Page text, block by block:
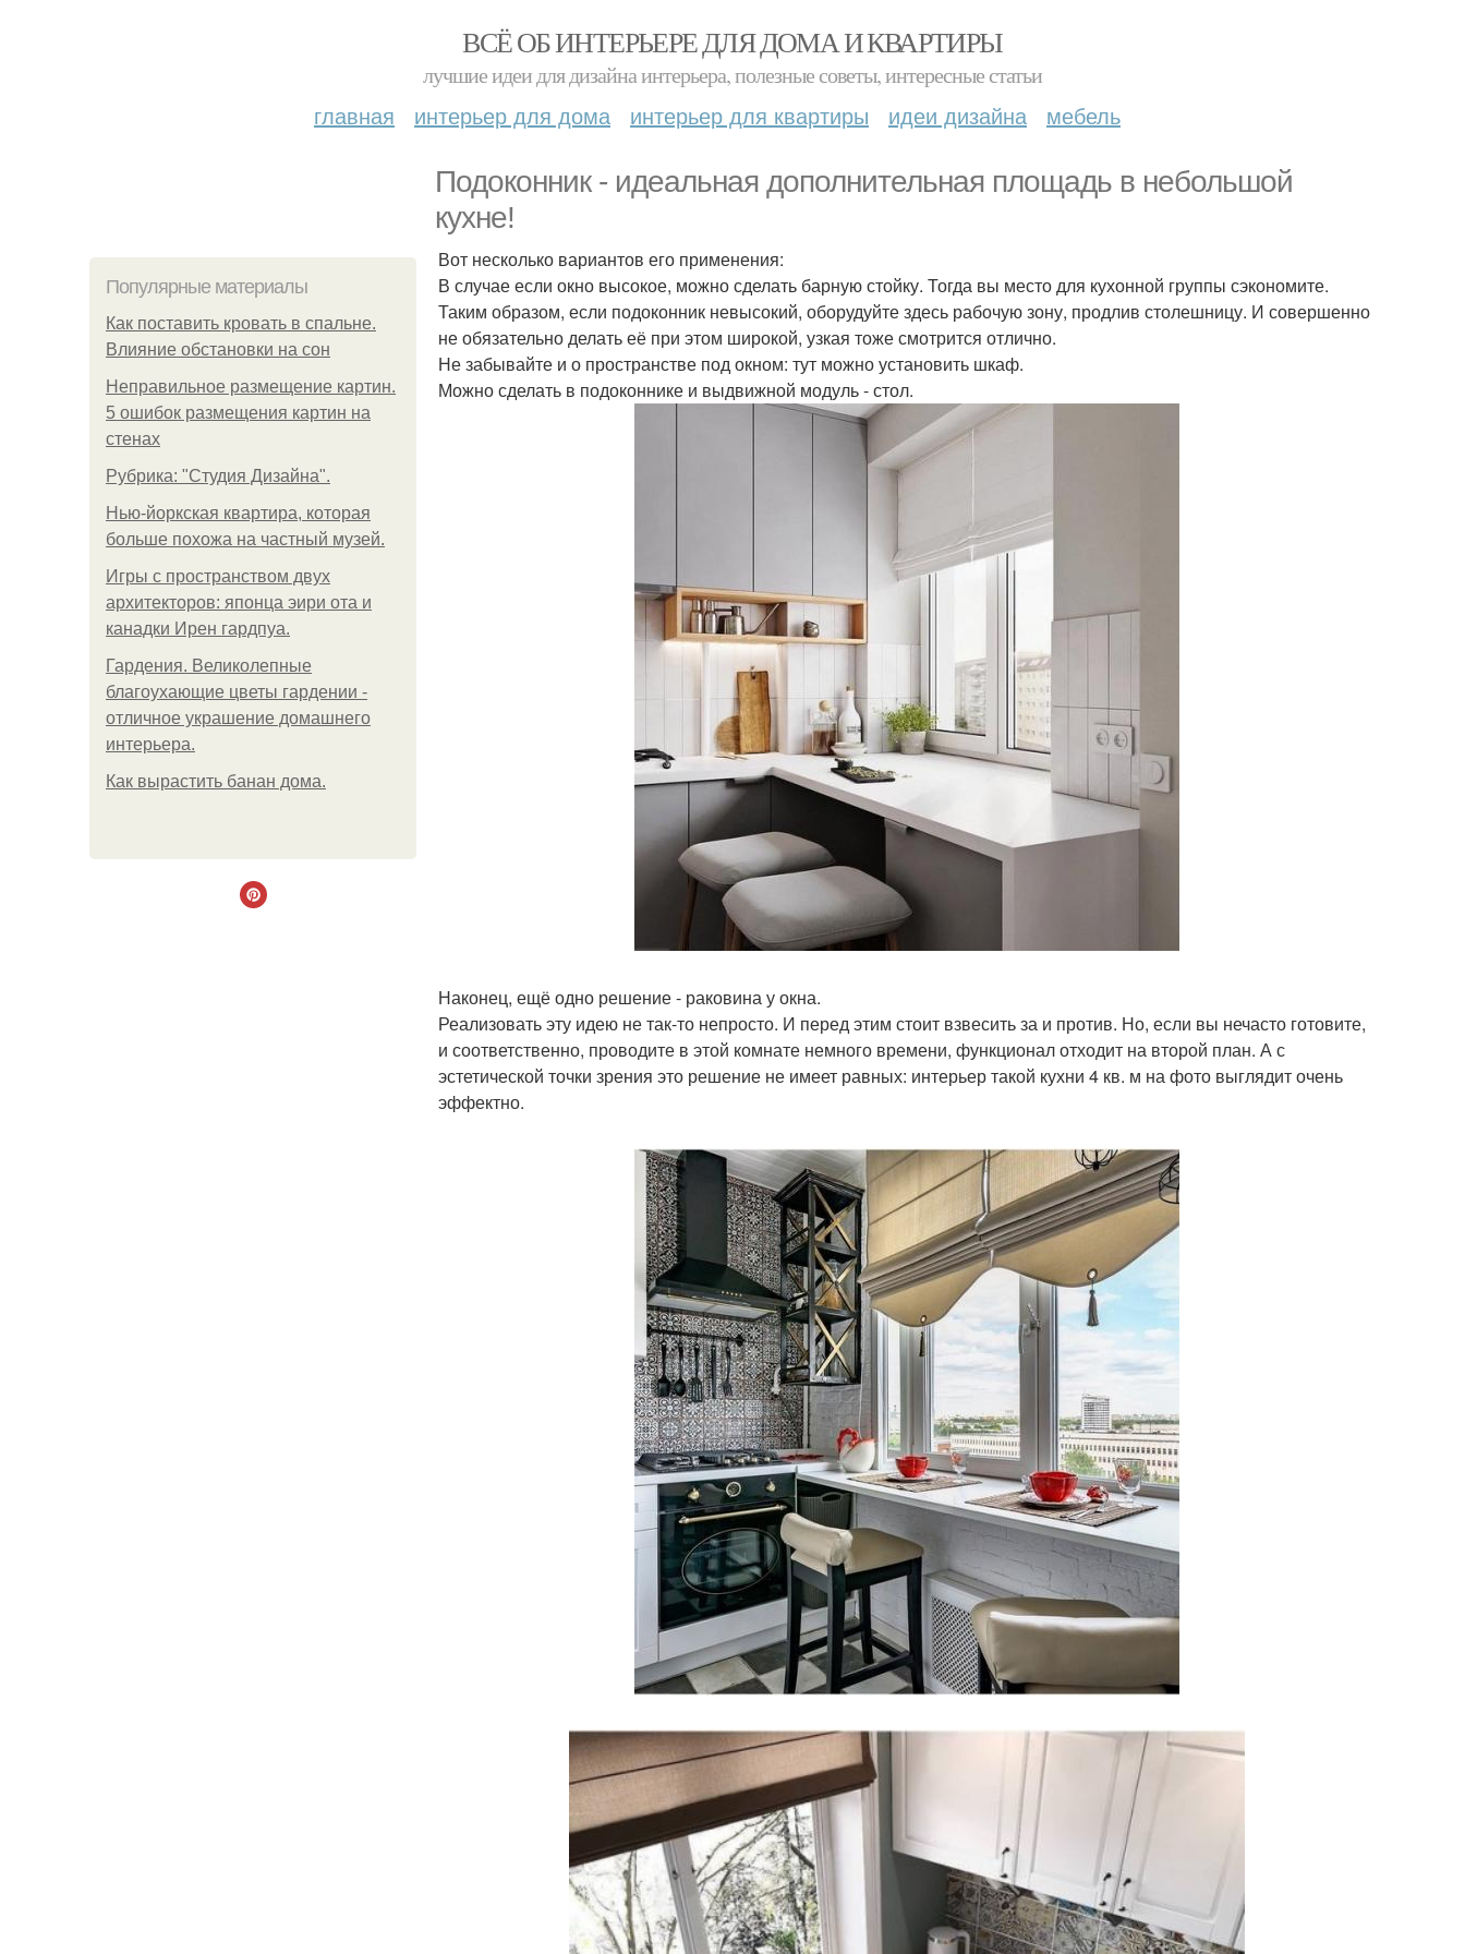
ВСЁ ОБ ИНТЕРЬЕРЕ ДЛЯ ДОМА И КВАРТИРЫ
лучшие идеи для дизайна интерьера, полезные советы, интересные статьи
главная интерьер для дома интерьер для квартиры идеи дизайна мебель
Подоконник - идеальная дополнительная площадь в небольшой
кухне!
Популярные материалы
Как поставить кровать в спальне.
Влияние обстановки на сон
Неправильное размещение картин.
5 ошибок размещения картин на
стенах
Рубрика: "Студия Дизайна".
Нью-йоркская квартира, которая
больше похожа на частный музей.
Игры с пространством двух
архитекторов: японца эири ота и
канадки Ирен гардпуа.
Гардения. Великолепные
благоухающие цветы гардении -
отличное украшение домашнего
интерьера.
Как вырастить банан дома.
Вот несколько вариантов его применения:
В случае если окно высокое, можно сделать барную стойку. Тогда вы место для кухонной группы сэкономите.
Таким образом, если подоконник невысокий, оборудуйте здесь рабочую зону, продлив столешницу. И совершенно
не обязательно делать её при этом широкой, узкая тоже смотрится отлично.
Не забывайте и о пространстве под окном: тут можно установить шкаф.
Можно сделать в подоконнике и выдвижной модуль - стол.
Наконец, ещё одно решение - раковина у окна.
Реализовать эту идею не так-то непросто. И перед этим стоит взвесить за и против. Но, если вы нечасто готовите,
и соответственно, проводите в этой комнате немного времени, функционал отходит на второй план. А с
эстетической точки зрения это решение не имеет равных: интерьер такой кухни 4 кв. м на фото выглядит очень
эффектно.